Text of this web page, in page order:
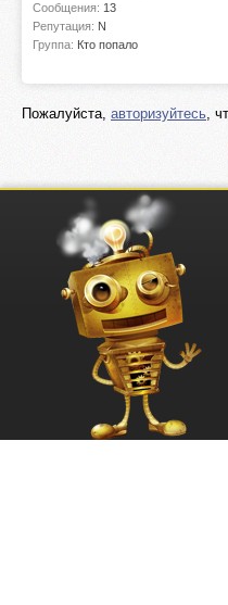
Сообщения: 13
Репутация: N
Группа: Кто попало
Пожалуйста, авторизуйтесь,